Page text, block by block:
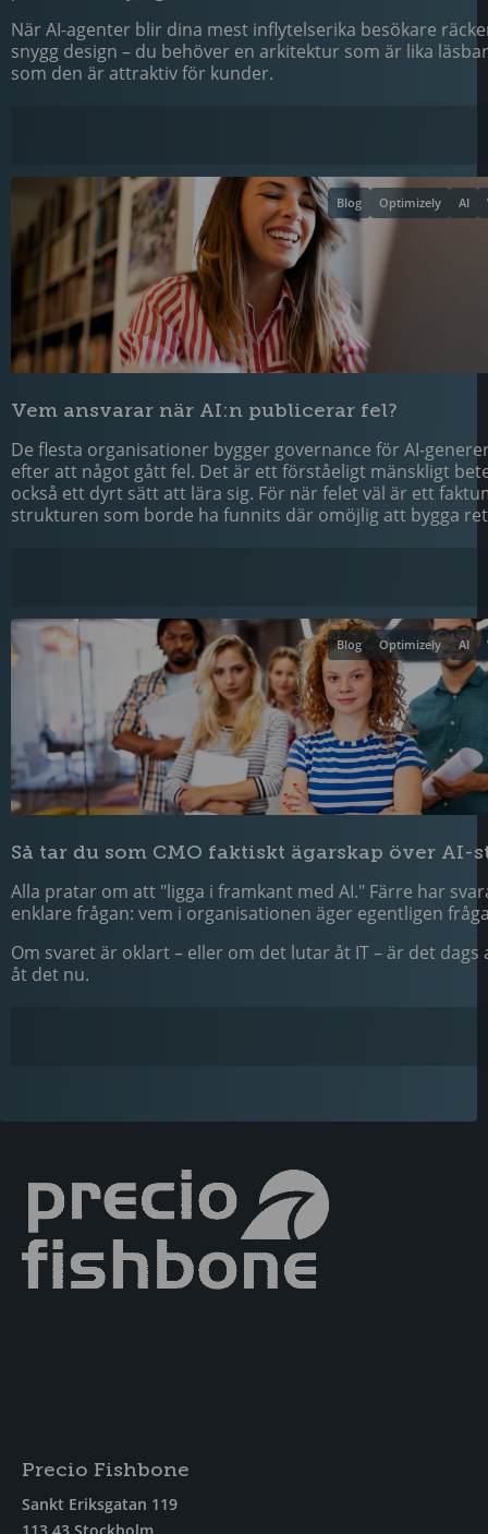
När AI-agenter blir dina mest inflytelserika besökare
snygg design – du behöver en arkitektur som är lika
som den är attraktiv för kunder.
AI
Optimizely
Blog
Vem ansvarar när AI:n publicerar fel?
De flesta organisationer bygger governance för AI-
efter att något gått fel. Det är ett förståeligt mänskligt
också ett dyrt sätt att lära sig. För när felet väl är ett
strukturen som borde ha funnits där omöjlig att bygga
AI
Optimizely
Blog
Så tar du som CMO faktiskt ägarskap över AI-
Alla pratar om att "ligga i framkant med AI." Färre har
enklare frågan: vem i organisationen äger egentligen
Om svaret är oklart – eller om det lutar åt IT – är det
åt det nu.
Precio Fishbone
Sankt Eriksgatan 119